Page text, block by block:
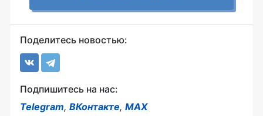
Поделитесь новостью:
Подпишитесь на нас:
Telegram, ВКонтакте, MAX